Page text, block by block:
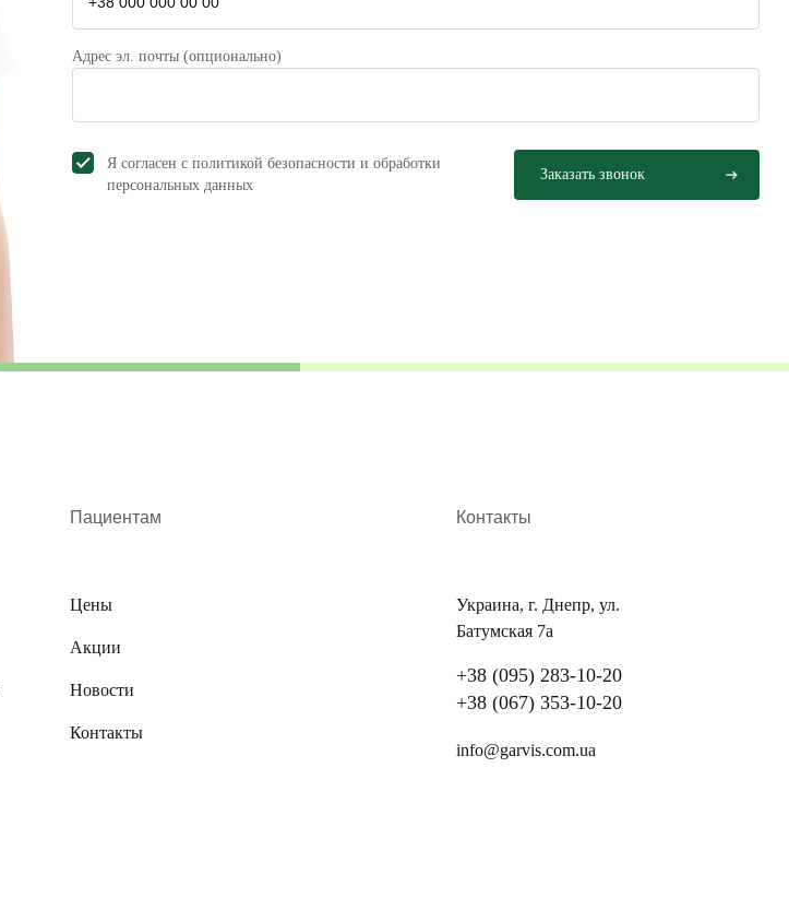
Адрес эл. почты (опционально)
Я согласен с политикой безопасности и обработки
персональных данных
Пациентам
Цены
Акции
Новости
Контакты
Контакты
Украина, г. Днепр, ул.
Батумская 7а
+38 (095) 283-10-20
+38 (067) 353-10-20
info@garvis.com.ua